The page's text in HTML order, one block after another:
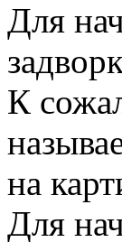
Для
К
на
Для